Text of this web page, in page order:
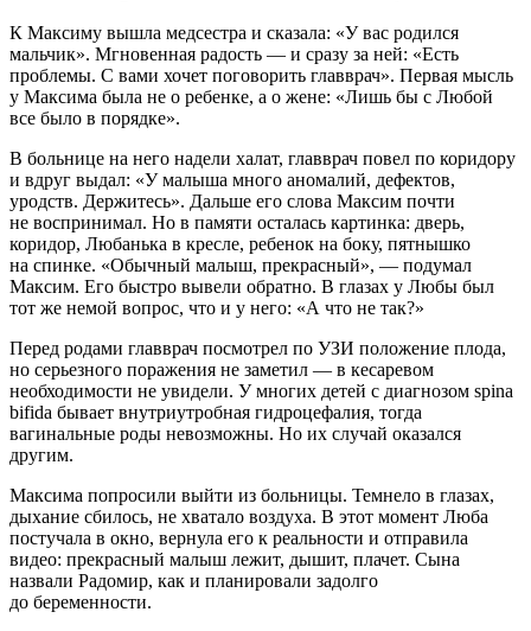
К Максиму вышла медсестра и сказала: «У вас родился
мальчик». Мгновенная радость — и сразу за ней: «Есть
проблемы. С вами хочет поговорить главврач». Первая мысль
у Максима была не о ребенке, а о жене: «Лишь бы с Любой
все было в порядке».
В больнице на него надели халат, главврач повел по коридору
и вдруг выдал: «У малыша много аномалий, дефектов,
уродств. Держитесь». Дальше его слова Максим почти
не воспринимал. Но в памяти осталась картинка: дверь,
коридор, Любанька в кресле, ребенок на боку, пятнышко
на спинке. «Обычный малыш, прекрасный», — подумал
Максим. Его быстро вывели обратно. В глазах у Любы был
тот же немой вопрос, что и у него: «А что не так?»
Перед родами главврач посмотрел по УЗИ положение плода,
но серьезного поражения не заметил — в кесаревом
необходимости не увидели. У многих детей с диагнозом spina
bifida бывает внутриутробная гидроцефалия, тогда
вагинальные роды невозможны. Но их случай оказался
другим.
Максима попросили выйти из больницы. Темнело в глазах,
дыхание сбилось, не хватало воздуха. В этот момент Люба
постучала в окно, вернула его к реальности и отправила
видео: прекрасный малыш лежит, дышит, плачет. Сына
назвали Радомир, как и планировали задолго
до беременности.